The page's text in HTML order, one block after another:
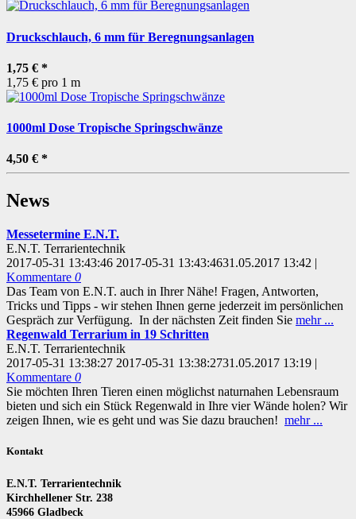
Druckschlauch, 6 mm für Beregnungsanlagen
1,75 € *
1,75 € pro 1 m
1000ml Dose Tropische Springschwänze
4,50 € *
News
Messetermine E.N.T.
E.N.T. Terrarientechnik
2017-05-31 13:43:46 2017-05-31 13:43:4631.05.2017 13:42 |
Kommentare 0
Das Team von E.N.T. auch in Ihrer Nähe! Fragen, Antworten,
Tricks und Tipps - wir stehen Ihnen gerne jederzeit im persönlichen
Gespräch zur Verfügung. In der nächsten Zeit finden Sie mehr ...
Regenwald Terrarium in 19 Schritten
E.N.T. Terrarientechnik
2017-05-31 13:38:27 2017-05-31 13:38:2731.05.2017 13:19 |
Kommentare 0
Sie möchten Ihren Tieren einen möglichst naturnahen Lebensraum
bieten und sich ein Stück Regenwald in Ihre vier Wände holen? Wir
zeigen Ihnen, wie es geht und was Sie dazu brauchen! mehr ...
Kontakt
E.N.T. Terrarientechnik
Kirchhellener Str. 238
45966 Gladbeck